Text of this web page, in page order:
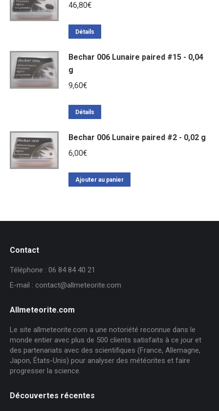
46,80€
Détails
Bechar 006 Lunaire paired #15 - 0,04
g
9,60€
Détails
Bechar 006 Lunaire paired #2 - 0,02 g
6,00€
Ajouter au panier
Contact
Téléphone : 06 84 84 40 21
E-mail : contact@allmeteorite.com
Allmeteorite.com
Le site allmeteorite.com a une notoriété reconnue dans le
monde entier avec plus de 500 clients satisfaits à ce jour et
des partenariats avec des scientifiques (France, Allemagne,
Japon, États-Unis) pour analyser des météorites et faire
progresser la science.
Découvertes récentes